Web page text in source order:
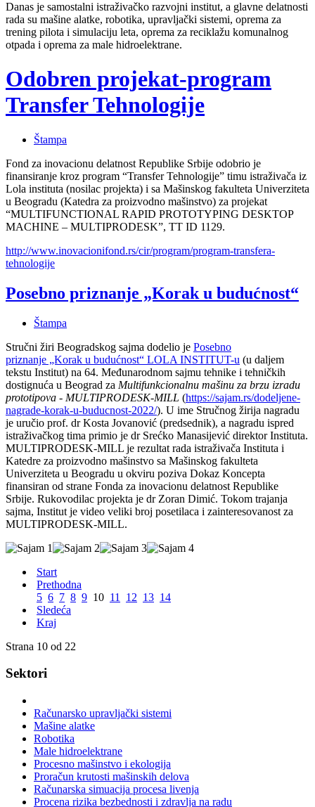
Danas je samostalni istraživačko razvojni institut, a glavne delatnosti
rada su mašine alatke, robotika, upravljački sistemi, oprema za
trening pilota i simulaciju leta, oprema za reciklažu komunalnog
otpada i oprema za male hidroelektrane.
Odobren projekat-program
Transfer Tehnologije
Štampa
Fond za inovacionu delatnost Republike Srbije odobrio je
finansiranje kroz program “Transfer Tehnologije” timu istraživača iz
Lola instituta (nosilac projekta) i sa Mašinskog fakulteta Univerziteta
u Beogradu (Katedra za proizvodno mašinstvo) za projekat
“MULTIFUNCTIONAL RAPID PROTOTYPING DESKTOP
MACHINE – MULTIPRODESK”, TT ID 1129.
http://www.inovacionifond.rs/cir/program/program-transfera-
tehnologije
Posebno priznanje „Korak u budućnost“
Štampa
Stručni žiri Beogradskog sajma dodelio je Posebno
priznanje „Korak u budućnost“ LOLA INSTITUT-u (u daljem
tekstu Institut) na 64. Međunarodnom sajmu tehnike i tehničkih
dostignuća u Beograd za Multifunkcionalnu mašinu za brzu izradu
prototipova - MULTIPRODESK-MILL (https://sajam.rs/dodeljene-
nagrade-korak-u-buducnost-2022/). U ime Stručnog žirija nagradu
je uručio prof. dr Kosta Jovanović (predsednik), a nagradu ispred
istraživačkog tima primio je dr Srećko Manasijević direktor Instituta.
MULTIPRODESK-MILL je rezultat rada istraživača Instituta i
Katedre za proizvodno mašinstvo sa Mašinskog fakulteta
Univerziteta u Beogradu u okviru poziva Dokaz Koncepta
finansiran od strane Fonda za inovacionu delatnost Republike
Srbije. Rukovodilac projekta je dr Zoran Dimić. Tokom trajanja
sajma, Institut je video veliki broj posetilaca i zainteresovanost za
MULTIPRODESK-MILL.
Start
Prethodna
5 6 7 8 9 10 11 12 13 14
Sledeća
Kraj
Strana 10 od 22
Sektori
Računarsko upravljački sistemi
Mašine alatke
Robotika
Male hidroelektrane
Procesno mašinstvo i ekologija
Proračun krutosti mašinskih delova
Računarska simuacija procesa livenja
Procena rizika bezbednosti i zdravlja na radu